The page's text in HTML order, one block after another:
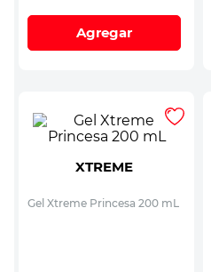
Agregar
XTREME
Gel Xtreme Princesa 200 mL